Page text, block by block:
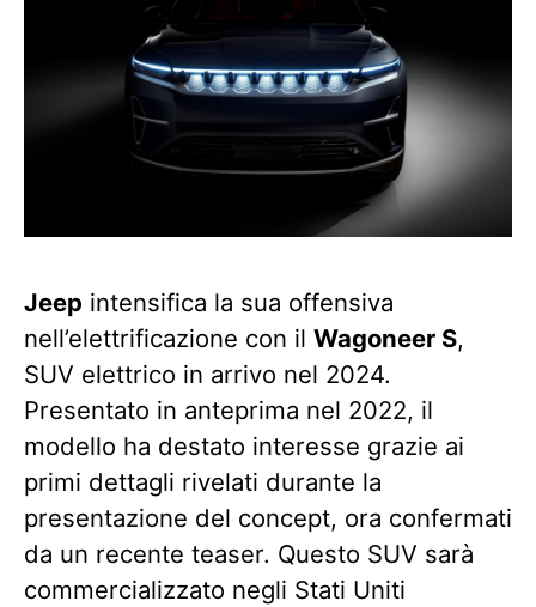
Jeep intensifica la sua offensiva
nell’elettrificazione con il Wagoneer S,
SUV elettrico in arrivo nel 2024.
Presentato in anteprima nel 2022, il
modello ha destato interesse grazie ai
primi dettagli rivelati durante la
presentazione del concept, ora confermati
da un recente teaser. Questo SUV sarà
commercializzato negli Stati Uniti